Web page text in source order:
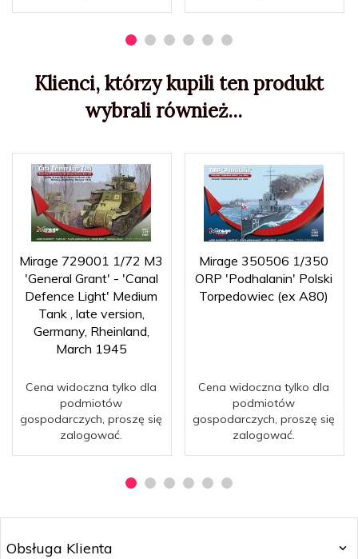
Klienci, którzy kupili ten produkt
wybrali również...
Mirage 729001 1/72 M3
'General Grant' - 'Canal
Defence Light' Medium
Tank , late version,
Germany, Rheinland,
March 1945
Cena widoczna tylko dla
podmiotów
gospodarczych, proszę się
zalogować.
Mirage 350506 1/350
ORP 'Podhalanin' Polski
Torpedowiec (ex A80)
Cena widoczna tylko dla
podmiotów
gospodarczych, proszę się
zalogować.
Obsługa Klienta